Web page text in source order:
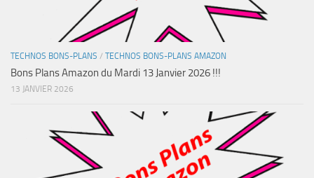
TECHNOS BONS-PLANS / TECHNOS BONS-PLANS AMAZON
Bons Plans Amazon du Mardi 13 Janvier 2026 !!!
13 JANVIER 2026